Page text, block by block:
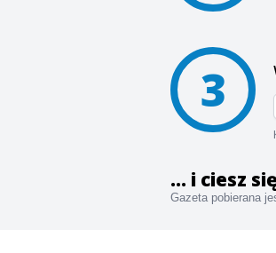
3
... i ciesz
Gazeta pobierana